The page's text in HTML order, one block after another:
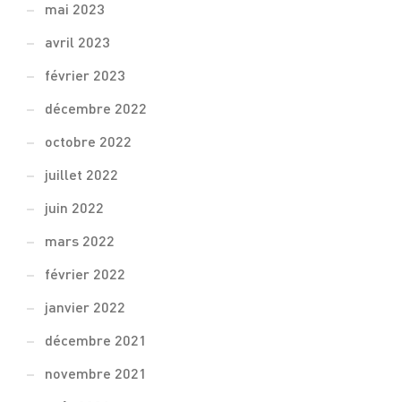
mai 2023
avril 2023
février 2023
décembre 2022
octobre 2022
juillet 2022
juin 2022
mars 2022
février 2022
janvier 2022
décembre 2021
novembre 2021